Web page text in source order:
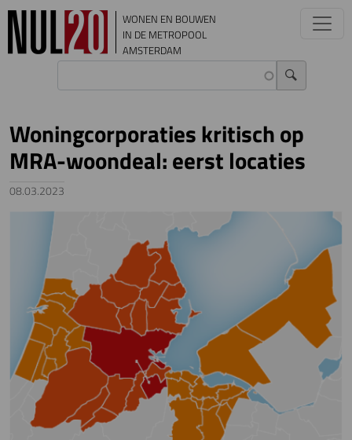
Overslaan en naar de inhoud gaan
WONEN EN BOUWEN
IN DE METROPOOL
AMSTERDAM
Woningcorporaties kritisch op
MRA-woondeal: eerst locaties
08.03.2023